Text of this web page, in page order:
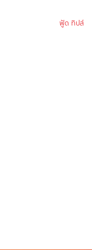
ฟู้ด ทิปส์